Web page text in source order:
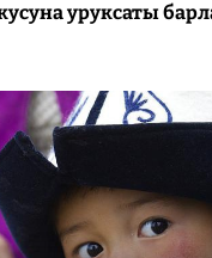
уруксаты